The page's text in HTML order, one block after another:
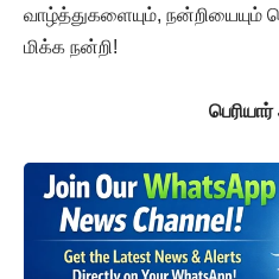
வாழ்த்துகளையும், நன்றியையும்
மிக்க நன்றி!